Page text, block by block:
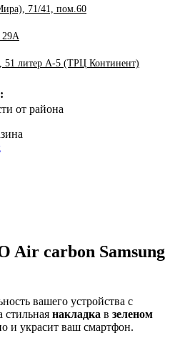
71/41, пом.60
29А
51 литер А-5 (ТРЦ Континент)
от района
Air carbon Samsung
вашего устройства с
стильная накладка в зеленом
и украсит ваш смартфон.